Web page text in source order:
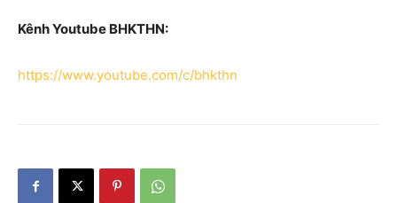
Kênh Youtube BHKTHN:
https://www.youtube.com/c/bhkthn